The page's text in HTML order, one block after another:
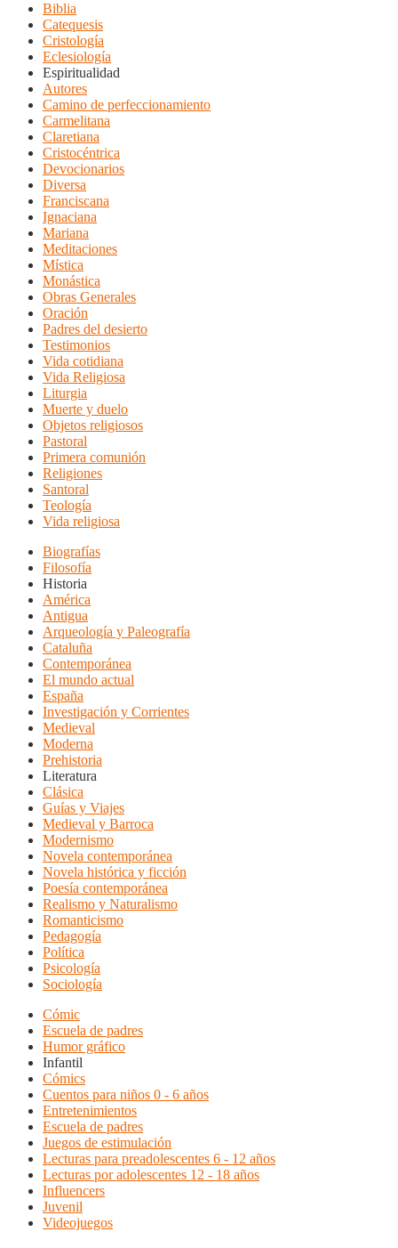
Biblia
Catequesis
Cristología
Eclesiología
Espiritualidad
Autores
Camino de perfeccionamiento
Carmelitana
Claretiana
Cristocéntrica
Devocionarios
Diversa
Franciscana
Ignaciana
Mariana
Meditaciones
Mística
Monástica
Obras Generales
Oración
Padres del desierto
Testimonios
Vida cotidiana
Vida Religiosa
Liturgia
Muerte y duelo
Objetos religiosos
Pastoral
Primera comunión
Religiones
Santoral
Teología
Vida religiosa
Biografías
Filosofía
Historia
América
Antigua
Arqueología y Paleografía
Cataluña
Contemporánea
El mundo actual
España
Investigación y Corrientes
Medieval
Moderna
Prehistoria
Literatura
Clásica
Guías y Viajes
Medieval y Barroca
Modernismo
Novela contemporánea
Novela histórica y ficción
Poesía contemporánea
Realismo y Naturalismo
Romanticismo
Pedagogía
Política
Psicología
Sociología
Cómic
Escuela de padres
Humor gráfico
Infantil
Cómics
Cuentos para niños 0 - 6 años
Entretenimientos
Escuela de padres
Juegos de estimulación
Lecturas para preadolescentes 6 - 12 años
Lecturas por adolescentes 12 - 18 años
Influencers
Juvenil
Videojuegos